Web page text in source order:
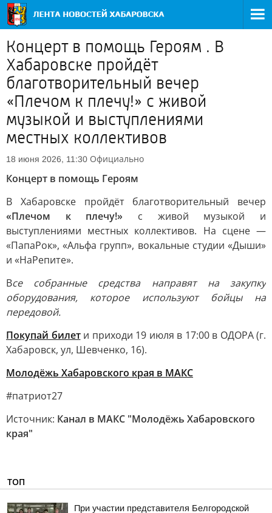
Концерт в помощь Героям . В
Хабаровске пройдёт
благотворительный вечер
«Плечом к плечу!» с живой
музыкой и выступлениями
местных коллективов
18 июня 2026, 11:30 Официально
Концерт в помощь Героям
В Хабаровске пройдёт благотворительный вечер
«Плечом к плечу!» с живой музыкой и
выступлениями местных коллективов. На сцене —
«ПапаРок», «Альфа групп», вокальные студии «Дыши»
и «НаРепите».
Все собранные средства направят на закупку
оборудования, которое используют бойцы на
передовой.
Покупай билети приходи 19 июля в 17:00 в ОДОРА (г.
Хабаровск, ул, Шевченко, 16).
Молодёжь Хабаровского края в MAКС
#патриот27
Источник: Канал в МАКС "Молодёжь Хабаровского
края"
ТОП
При участии представителя Белгородской